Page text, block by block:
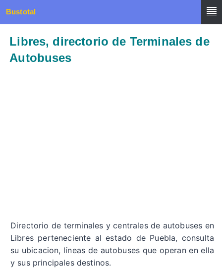
Bustotal
Libres, directorio de Terminales de
Autobuses
Directorio de terminales y centrales de autobuses en
Libres perteneciente al estado de Puebla, consulta
su ubicacion, líneas de autobuses que operan en ella
y sus principales destinos.